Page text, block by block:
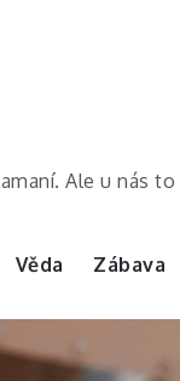
Ale u nás
Věda Zábava